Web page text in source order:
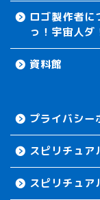
ロゴ製作者に
っ！宇宙人ダ
資料館
プライバシー
スピリチュア
スピリチュア